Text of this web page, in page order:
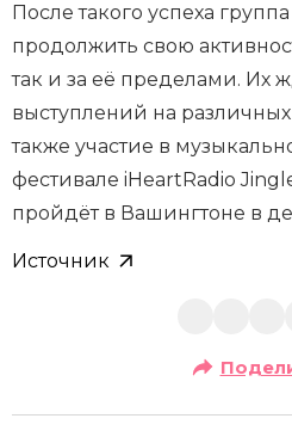
После такого успеха
продолжить свою
так и за её пределами. Их
выступлений на
также участие в
фестивале iHeartRadio
пройдёт в Вашингтоне в
Источник